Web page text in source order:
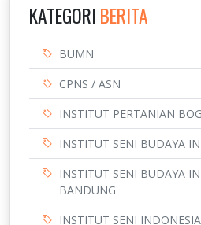
KATEGORI BERITA
BUMN
CPNS / ASN
INSTITUT PERTANIAN
INSTITUT SENI BUDAYA
INSTITUT SENI BUDAYA
BANDUNG
INSTITUT SENI